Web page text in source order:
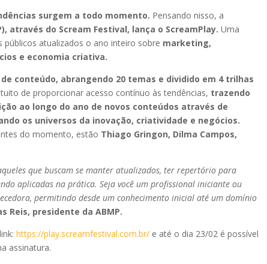
surgem a todo momento. Pensando nisso, a
através do Scream Festival, lança o ScreamPlay. Uma
atualizados o ano inteiro sobre marketing,
e economia criativa.
conteúdo, abrangendo 20 temas e dividido em 4 trilhas
de proporcionar acesso contínuo às tendências, trazendo
ao longo do ano de novos conteúdos através de
os universos da inovação, criatividade e negócios.
do momento, estão Thiago Gringon, Dilma Campos,
que buscam se manter atualizados, ter repertório para
aplicadas na prática. Seja você um profissional iniciante ou
permitindo desde um conhecimento inicial até um domínio
Reis, presidente da ABMP.
https://play.screamfestival.com.br/ e até o dia 23/02 é possível
assinatura.